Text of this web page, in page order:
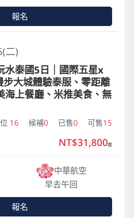
報名
二)
水泰國5日｜國際五星x
步大城體驗泰服、零距離
海上餐廳、米推美食、無
16 候補0 已售0 可售15
中華航空
早去午回
NT$31,800起
報名